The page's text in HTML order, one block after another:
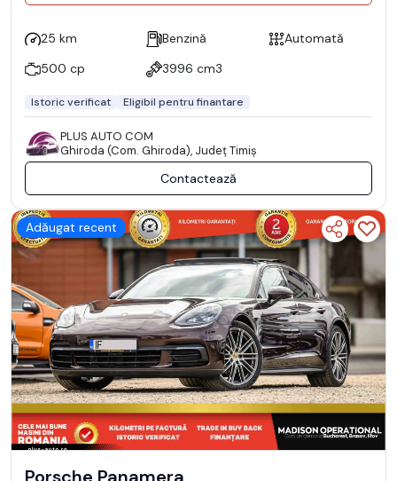
25 km Benzină
Automată
500 cp
3996 cm3
Istoric verificat Eligibil pentru finantare
PLUS AUTO COM
Ghiroda (Com. Ghiroda), Județ Timiş
Contactează
Adăugat recent